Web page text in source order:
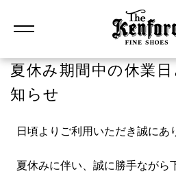
夏休み期間中の休業
知らせ
日頃よりご利用いただき誠にあ
夏休みに伴い、誠に勝手ながら